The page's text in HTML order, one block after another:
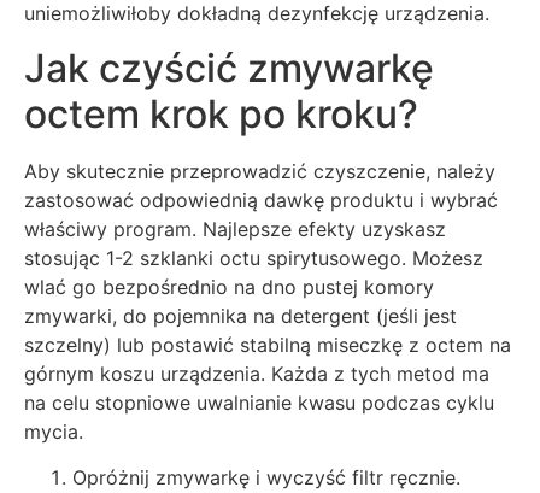
uniemożliwiłoby dokładną dezynfekcję urządzenia.
Jak czyścić zmywarkę
octem krok po kroku?
Aby skutecznie przeprowadzić czyszczenie, należy
zastosować odpowiednią dawkę produktu i wybrać
właściwy program. Najlepsze efekty uzyskasz
stosując 1-2 szklanki octu spirytusowego. Możesz
wlać go bezpośrednio na dno pustej komory
zmywarki, do pojemnika na detergent (jeśli jest
szczelny) lub postawić stabilną miseczkę z octem na
górnym koszu urządzenia. Każda z tych metod ma
na celu stopniowe uwalnianie kwasu podczas cyklu
mycia.
Opróżnij zmywarkę i wyczyść filtr ręcznie.